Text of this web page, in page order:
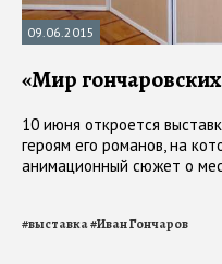
09.06.2015
«Мир
10 июня откроется
героям его романов, на
анимационный сюжет о
#выставка#Иван Гончаров